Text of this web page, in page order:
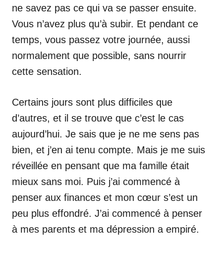
ne savez pas ce qui va se passer ensuite.
Vous n’avez plus qu’à subir. Et pendant ce
temps, vous passez votre journée, aussi
normalement que possible, sans nourrir
cette sensation.
Certains jours sont plus difficiles que
d’autres, et il se trouve que c’est le cas
aujourd’hui. Je sais que je ne me sens pas
bien, et j’en ai tenu compte. Mais je me suis
réveillée en pensant que ma famille était
mieux sans moi. Puis j’ai commencé à
penser aux finances et mon cœur s’est un
peu plus effondré. J’ai commencé à penser
à mes parents et ma dépression a empiré.